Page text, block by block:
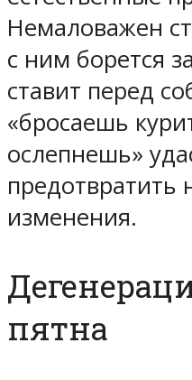
Немаловажен
с ним борется
ставит перед
«бросаешь
ослепнешь»
предотвратить
изменения.
пятна